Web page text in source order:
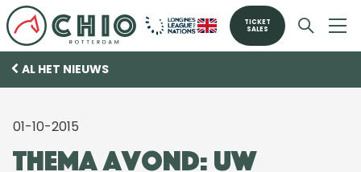
TICKET
SALES
AL HET NIEUWS
01-10-2015
Thema avond: Uw